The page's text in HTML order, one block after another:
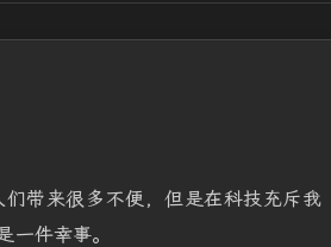
带来很多不便，但是在科技充斥我
件幸事。